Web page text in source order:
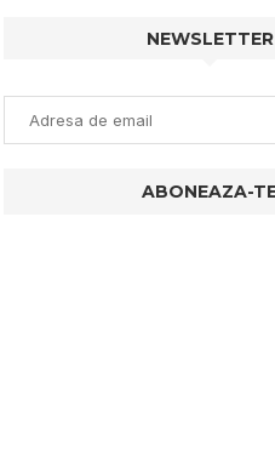
NEWSLETTER